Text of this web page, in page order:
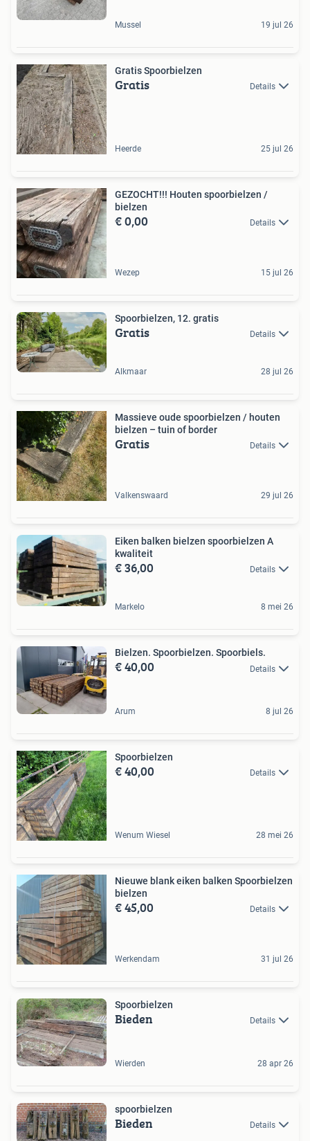
Mussel 19 jul 26
Gratis Spoorbielzen
Gratis Details
Heerde 25 jul 26
GEZOCHT!!! Houten spoorbielzen /
bielzen
€ 0,00 Details
Wezep 15 jul 26
Spoorbielzen, 12. gratis
Gratis Details
Alkmaar 28 jul 26
Massieve oude spoorbielzen / houten
bielzen – tuin of border
Gratis Details
Valkenswaard 29 jul 26
Eiken balken bielzen spoorbielzen A
kwaliteit
€ 36,00 Details
Markelo 8 mei 26
Bielzen. Spoorbielzen. Spoorbiels.
€ 40,00 Details
Arum 8 jul 26
Spoorbielzen
€ 40,00 Details
Wenum Wiesel 28 mei 26
Nieuwe blank eiken balken Spoorbielzen
bielzen
€ 45,00 Details
Werkendam 31 jul 26
Spoorbielzen
Bieden Details
Wierden 28 apr 26
spoorbielzen
Bieden Details